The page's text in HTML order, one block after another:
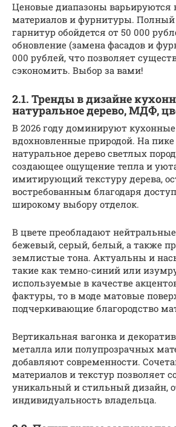
Ценовые диапазоны варьируются
материалов и фурнитуры.
гарнитур обойдется от 50 000
обновление (замена фасадов и
000 рублей, что позволяет
сэкономить. Выбор за вами!
2.1. Тренды в дизайне
натуральное дерево, МДФ,
В 2026 году доминируют
вдохновленные природой. На
натуральное дерево светлых
создающее ощущение тепла и
имитирующий текстуру дерева,
востребованным благодаря
широкому выбору отделок.
В цвете преобладают
бежевый, серый, белый, а также
землистые тона. Актуальны и
такие как темно-синий или
используемые в качестве
фактуры, то в моде матовые
подчеркивающие благородство
Вертикальная вагонка и
металла или полупрозрачных
добавляют современности.
материалов и текстур позволяет
уникальный и стильный дизайн,
индивидуальность владельца.